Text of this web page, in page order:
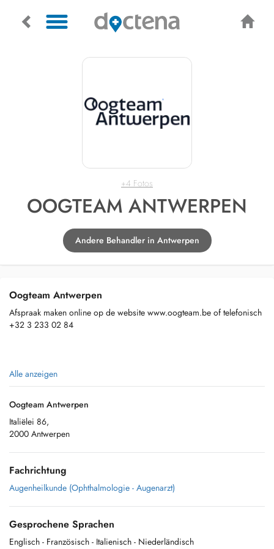
+4 Fotos
OOGTEAM ANTWERPEN
Andere Behandler in Antwerpen
Oogteam Antwerpen
Afspraak maken online op de website www.oogteam.be of telefonisch
+32 3 233 02 84
Parkeerinstructies:
Foto 1
Vertrekkende van het kruispunt Paardemarkt-Italiëlei zuidwaarts de
buitenbaan nemen.
lichten waar u linksaf mag slaan terug te keren en dan onmiddellijk
(zoals hieronder aangegeven) de buitenbaan nemen.
- Als u van het noorden komt dan rijdt u aan uw rechterkant de
Paardemarkt voorbij en dan onmiddellijk (zoals hieronder
aangegeven) de buitenbaan nemen.
Alle anzeigen
Oogteam Antwerpen
Italiëlei 86,
2000 Antwerpen
Fachrichtung
Augenheilkunde (Ophthalmologie - Augenarzt)
Gesprochene Sprachen
Englisch - Französisch - Italienisch - Niederländisch